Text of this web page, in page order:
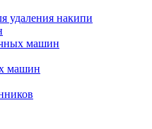
удаления накипи
машин
машин